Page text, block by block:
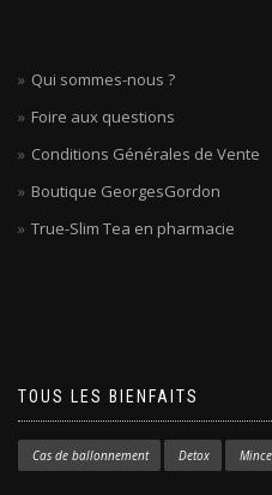
Qui sommes-nous ?
Foire aux questions
Conditions Générales de Vente
Boutique GeorgesGordon
True-Slim Tea en pharmacie
TOUS LES BIENFAITS
Cas de ballonnement Detox